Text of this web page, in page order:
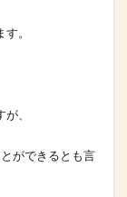
。
、
ができるとも言